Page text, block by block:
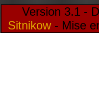
Version 3.1 -
Sitnikow- Mise